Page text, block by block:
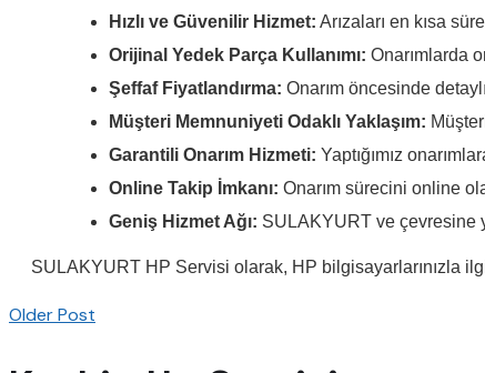
Hızlı ve Güvenilir Hizmet: Arızaları en kısa
Orijinal Yedek Parça Kullanımı: Onarımlarda
Şeffaf Fiyatlandırma: Onarım öncesinde
Müşteri Memnuniyeti Odaklı Yaklaşım:
Garantili Onarım Hizmeti: Yaptığımız
Online Takip İmkanı: Onarım sürecini online
Geniş Hizmet Ağı: SULAKYURT ve çevresine
SULAKYURT HP Servisi olarak, HP bilgisayarlarınızla
Older Post